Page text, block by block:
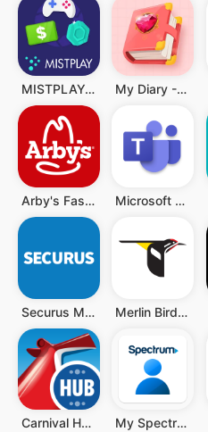
MISTPLAY: Play to Earn Money My Diary - Diary With Lock
Arby's Fast Food Sandwiches Microsoft Teams
Securus Mobile Merlin Bird ID
Carnival HUB My Spectrum